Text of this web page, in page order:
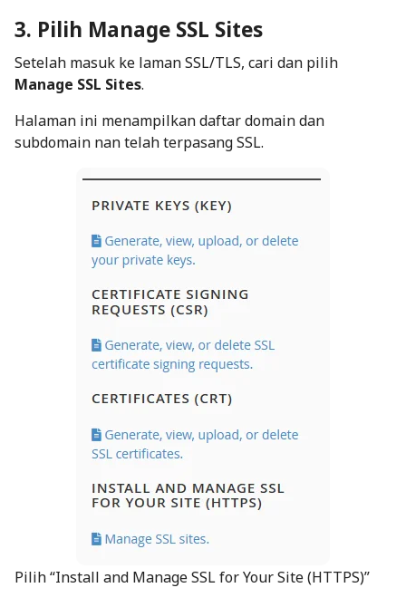
3. Pilih Manage SSL Sites
Setelah masuk ke laman SSL/TLS, cari dan pilih
Manage SSL Sites.
Halaman ini menampilkan daftar domain dan
subdomain nan telah terpasang SSL.
Pilih “Install and Manage SSL for Your Site (HTTPS)”